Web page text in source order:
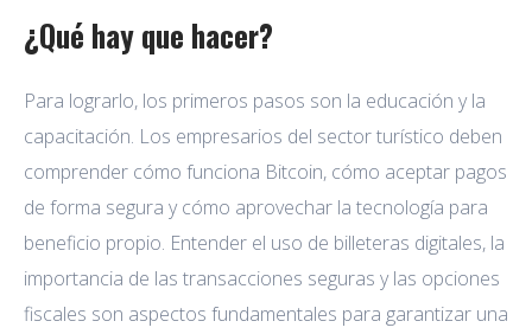
¿Qué hay que hacer?
Para lograrlo, los primeros pasos son la educación y la
capacitación. Los empresarios del sector turístico deben
comprender cómo funciona Bitcoin, cómo aceptar pagos
de forma segura y cómo aprovechar la tecnología para
beneficio propio. Entender el uso de billeteras digitales, la
importancia de las transacciones seguras y las opciones
fiscales son aspectos fundamentales para garantizar una